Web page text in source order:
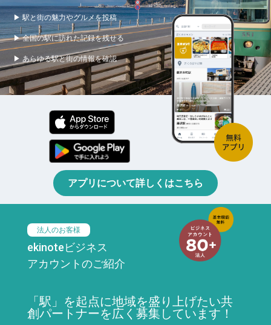
▶ 駅と街の魅力やグルメを投稿
▶ 全国の駅に訪れた記録を残せる
▶ あらゆる駅と街の情報を確認
アプリについて詳しくはこちら
法人のお客様
ekinoteビジネス
アカウントのご紹介
「駅」を起点に地域を盛り上げたい共
創パートナーを広く募集しています！